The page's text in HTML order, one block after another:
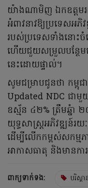
យ៉ាងណាមិញ ឯកឧត្តមរ
អំពាវនាវឱ្យប្រទេសអ
របស់ប្រទេសទាំងនោះចំ
ហើយជួយសម្រួលបន្ថែម
នេះដោយផ្ទាល់។
សូមជម្រាបជូនថា កម្ពុ
Updated NDC ជា
ឧស្ម័ន ៤២% ត្រឹមឆ្នំា
យុទ្ធសាស្រ្តអភិវឌ្ឍន៍រ
ដើម្បីលើកកម្ពស់សកម្ម
អាកាសធាតុ និងមានកា
ពាក្យទាក់ទង: បរិស្ថា